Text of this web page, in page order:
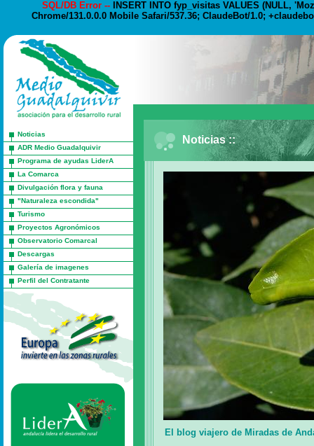
SQL/DB Error --
INSERT INTO fyp_visitas VALUES (NULL,
Chrome/131.0.0.0 Mobile Safari/537.36; ClaudeBot/1.0;
Noticias
ADR Medio Guadalquivir
Programa de ayudas LiderA
La Comarca
Divulgación flora y fauna
"Naturaleza escondida"
Turismo
Proyectos Agronómicos
Observatorio Comarcal
Descargas
Galería de imagenes
Perfil del Contratante
Noticias ::
El blog viajero de Miradas de